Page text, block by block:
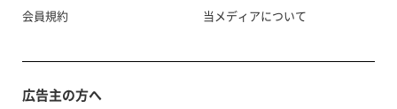
会員規約
当メディアについて
広告主の方へ